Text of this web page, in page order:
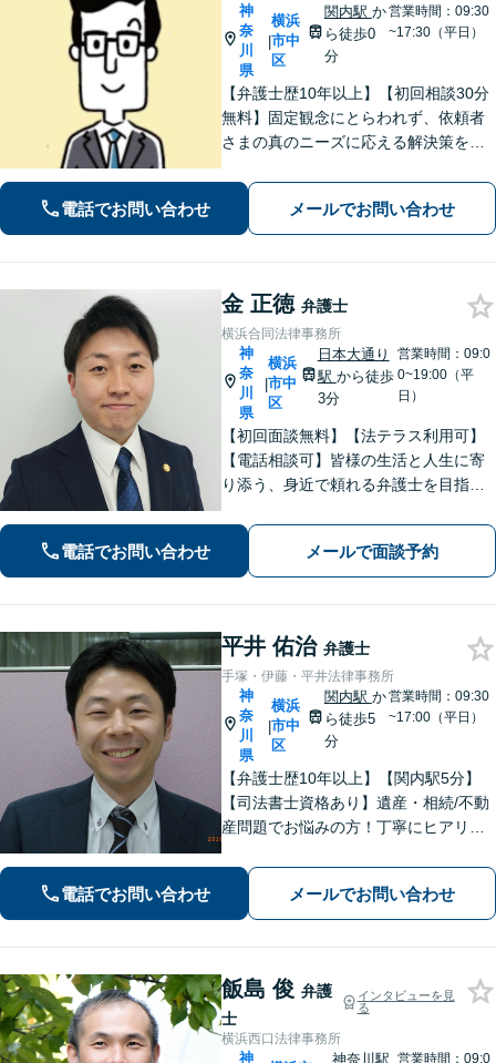
神
奈
川
県
|
横浜
市中
区
関内駅 か
ら徒歩0
分
営業時間：09:30
~17:30（平日）
【弁護士歴10年以上】【初回相談30分
無料】固定観念にとらわれず、依頼者
さまの真のニーズに応える解決策を導
士業との連携で不動産トラブルや相続
問題にワンストップの対応も可能【WE
B面談対応】【関内駅3分】
電話でお問い合わせ メールでお問い合わせ
金 正徳 弁護士
横浜合同法律事務所
神
奈
川
県
|
横浜
市中
区
日本大通り
駅 から徒歩
3分
営業時間：09:0
0~19:00（平
日）
【初回面談無料】【法テラス利用可】
【電話相談可】皆様の生活と人生に寄
り添う、身近で頼れる弁護士を目指し
で、皆様のご相談に応えます。離婚／
債務整理／刑事事件など、お任せくだ
さい。おひとりで悩みを抱えず、まず
はご相談を！
電話でお問い合わせ メールで面談予約
平井 佑治 弁護士
手塚・伊藤・平井法律事務所
神
奈
川
県
|
横浜
市中
区
関内駅 か
ら徒歩5
分
営業時間：09:30
~17:00（平日）
【弁護士歴10年以上】【関内駅5分】
【司法書士資格あり】遺産・相続/不動
産問題でお悩みの方！丁寧にヒアリン
【関内駅徒歩5分】【初回面談無料】
【夜間/休日対応可能】
電話でお問い合わせ メールでお問い合わせ
飯島 俊 弁護
士
インタビューを見
る
横浜西口法律事務所
神 神奈川駅 営業時間：09:0